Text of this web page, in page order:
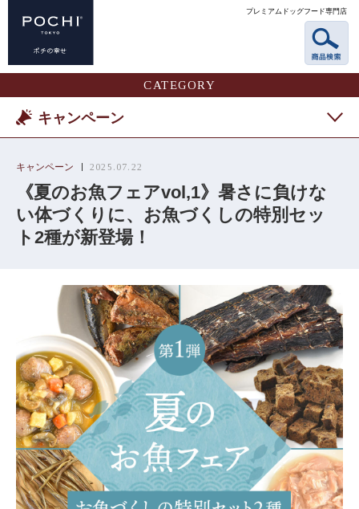
プレミアムドッグフード専門店
CATEGORY
キャンペーン
キャンペーン 2025.07.22
《夏のお魚フェアvol,1》暑さに負けな
い体づくりに、お魚づくしの特別セッ
ト2種が新登場！